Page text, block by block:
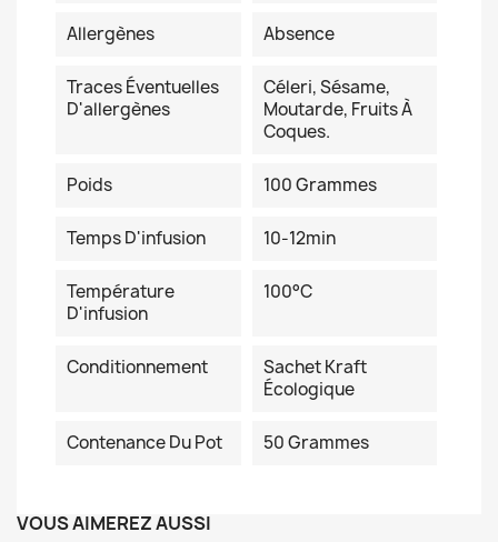
Allergènes Absence
Traces Éventuelles
D'allergènes
Céleri, Sésame,
Moutarde, Fruits À
Coques.
Poids 100 Grammes
Temps D'infusion 10-12min
Température
D'infusion
100°C
Conditionnement
Sachet Kraft
Écologique
Contenance Du Pot 50 Grammes
VOUS AIMEREZ AUSSI